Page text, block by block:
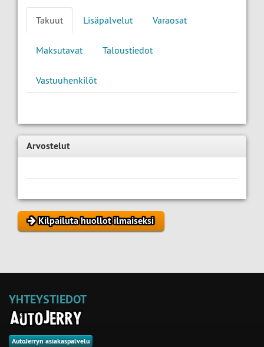
Takuut Lisäpalvelut Varaosat
Maksutavat Taloustiedot
Vastuuhenkilöt
Arvostelut
Kilpailuta huollot ilmaiseksi
YHTEYSTIEDOT
AutoJerryn asiakaspalvelu